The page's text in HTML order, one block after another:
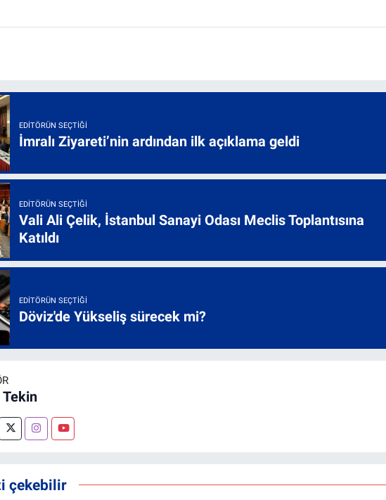
EDITÖRÜN SEÇTIĞI
İmralı Ziyareti’nin ardından ilk açıklama geldi
EDITÖRÜN SEÇTIĞI
Vali Ali Çelik, İstanbul Sanayi Odası Meclis Toplantısına
Katıldı
EDITÖRÜN SEÇTIĞI
Döviz'de Yükseliş sürecek mi?
çekebilir